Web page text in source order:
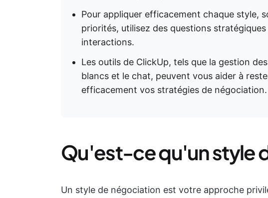
Pour appliquer efficacement chaque style,
priorités, utilisez des questions
interactions.
Les outils de ClickUp, tels que la gestion
blancs et le chat, peuvent vous aider à
efficacement vos stratégies de négociation.
Qu'est-ce qu'un style
Un style de négociation est votre approche